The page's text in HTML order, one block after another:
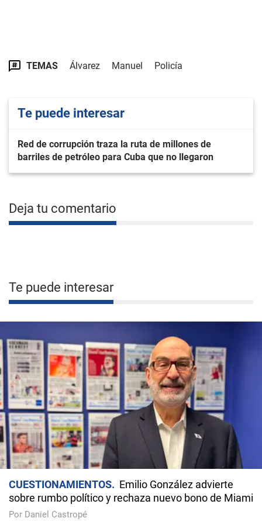
TEMAS Álvarez Manuel Policía
Te puede interesar
Red de corrupción traza la ruta de millones de
barriles de petróleo para Cuba que no llegaron
Deja tu comentario
Te puede interesar
CUESTIONAMIENTOS
Emilio González advierte
sobre rumbo político y rechaza nuevo bono de Miami
Por Daniel Castropé